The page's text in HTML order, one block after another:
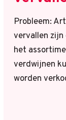
Probleem:
vervallen
het
verdwijnen
worden